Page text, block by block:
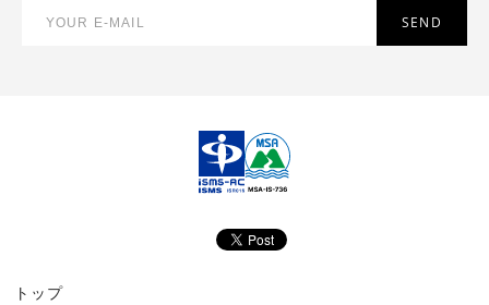
トップ